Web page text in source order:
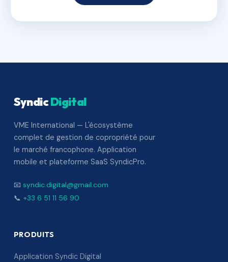
SyndicDigital
VME International — L'écosystème
complet de gestion de copropriété pour
le marché francophone. Application
mobile et plateforme SaaS SyndicPro.
📧 syndic.digital@gmail.com
📞 +33 6 51 11 56 90
PRODUITS
Application Syndic Digital